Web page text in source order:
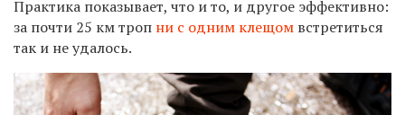
Практика показывает, что и то, и другое эффективно:
за почти 25 км троп ни с одним клещом встретиться
так и не удалось.